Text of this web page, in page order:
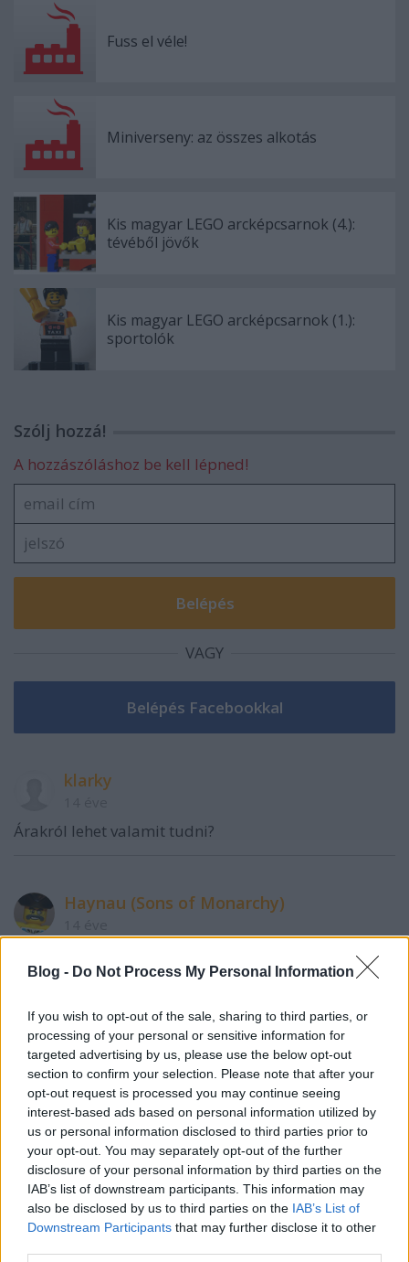
Blog - Do Not Process My Personal Information
If you wish to opt-out of the sale, sharing to third parties, or
processing of your personal or sensitive information for
targeted advertising by us, please use the below opt-out
section to confirm your selection. Please note that after your
opt-out request is processed you may continue seeing
interest-based ads based on personal information utilized by
us or personal information disclosed to third parties prior to
your opt-out. You may separately opt-out of the further
disclosure of your personal information by third parties on the
IAB’s list of downstream participants. This information may
also be disclosed by us to third parties on the IAB’s List of
Downstream Participants that may further disclose it to other
Fuss el véle!
Miniverseny: az összes alkotás
Kis magyar LEGO arcképcsarnok (4.):
tévéből jövők
Kis magyar LEGO arcképcsarnok (1.):
sportolók
Szólj hozzá!
A hozzászóláshoz be kell lépned!
VAGY
klarky
Árakról lehet valamit tudni?
Haynau (Sons of Monarchy)
gondolkodom (jé, új gengszter- fej?). A járőr-autó
Anak
14 éve
City készletek vásárlásánál kár kapkodni, a
legtöbbet idővel úgyis leakciózzák.
Melyik diszkont áruház volt?
crusaderman
14 éve